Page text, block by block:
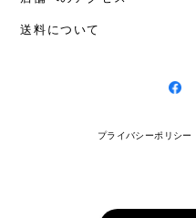
送料について
プライバシーポリシー